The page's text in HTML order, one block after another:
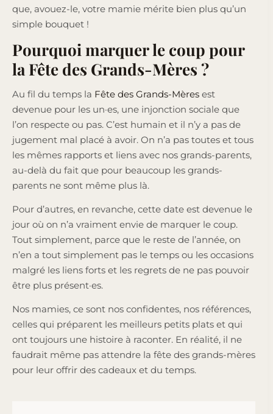
que, avouez-le, votre mamie mérite bien plus qu’un
simple bouquet !
Pourquoi marquer le coup pour
la Fête des Grands-Mères ?
Au fil du temps la Fête des Grands-Mères est
devenue pour les un·es, une injonction sociale que
l’on respecte ou pas. C’est humain et il n’y a pas de
jugement mal placé à avoir. On n’a pas toutes et tous
les mêmes rapports et liens avec nos grands-parents,
au-delà du fait que pour beaucoup les grands-
parents ne sont même plus là.
Pour d’autres, en revanche, cette date est devenue le
jour où on n’a vraiment envie de marquer le coup.
Tout simplement, parce que le reste de l’année, on
n’en a tout simplement pas le temps ou les occasions
malgré les liens forts et les regrets de ne pas pouvoir
être plus présent·es.
Nos mamies, ce sont nos confidentes, nos références,
celles qui préparent les meilleurs petits plats et qui
ont toujours une histoire à raconter. En réalité, il ne
faudrait même pas attendre la fête des grands-mères
pour leur offrir des cadeaux et du temps.